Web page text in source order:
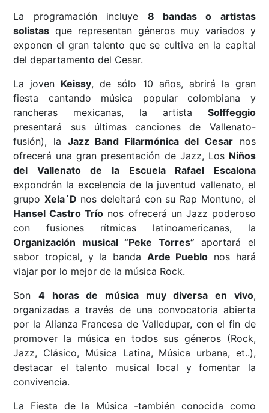
La programación incluye 8 bandas o artistas
solistas que representan géneros muy variados y
exponen el gran talento que se cultiva en la capital
del departamento del Cesar.
La joven Keissy, de sólo 10 años, abrirá la gran
fiesta cantando música popular colombiana y
rancheras mexicanas, la artista Solffeggio
presentará sus últimas canciones de Vallenato-
fusión), la Jazz Band Filarmónica del Cesar nos
ofrecerá una gran presentación de Jazz, Los Niños
del Vallenato de la Escuela Rafael Escalona
expondrán la excelencia de la juventud vallenato, el
grupoXela´D nos deleitará con su Rap Montuno, el
Hansel Castro Trío nos ofrecerá un Jazz poderoso
con fusiones rítmicas latinoamericanas, la
Organización musical “Peke Torres” aportará el
sabor tropical, y la banda Arde Pueblo nos hará
viajar por lo mejor de la música Rock.
Son4 horas de música muy diversa en vivo,
organizadas a través de una convocatoria abierta
por la Alianza Francesa de Valledupar, con el fin de
promover la música en todos sus géneros (Rock,
Jazz, Clásico, Música Latina, Música urbana, et..),
destacar el talento musical local y fomentar la
convivencia.
La Fiesta de la Música -también conocida como